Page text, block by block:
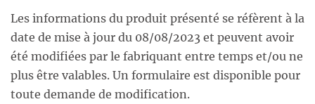
Les informations du produit présenté se réfèrent à la
date de mise à jour du 08/08/2023 et peuvent avoir
été modifiées par le fabriquant entre temps et/ou ne
plus être valables. Un formulaire est disponible pour
toute demande de modification.